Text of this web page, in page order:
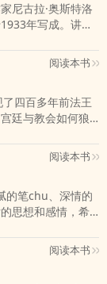
尼古拉·奥斯特洛
年写成。讲述
成为一个忠于革
明却jian强不屈创
他的jing神）的
说，它赞扬了在
运挑战的jing神，
与资本主义社会
时无产阶级对受
阅读本书
四百多年前法王
廷与教会如何狼
怎样同两gu势力
女郎ai斯梅拉达和
真正的美的化
副主教富洛娄和
残酷、空虚的心
的故事和生动丰
，使这部小说ju
se彩nong烈，且
狼…
阅读本书
的笔chu、深情的
思想和感情，希
玛格丽特被并不
双双坠ru情网，
美好生活时，阿
了阿尔芒。阿尔
阅读本书